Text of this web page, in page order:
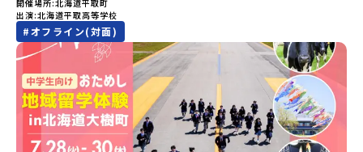
せん。この町でしかできない、ちょっと特別な体験を、ぜひ楽しん
でみませんか？体験のおすすめポイント体験プログラム内容（予
定）＜１日目＞（PM）「オリエンテーション・自己紹介ワーク」
「有田工業高校見学」 -陶芸技術をまなぶ！「セラミック科」のま
なび場を体験 -デザインセンスをまなぶ！「デザイン科」のまなび
場を体験「フィールドワーク」 -有田の歴史ある名所巡り -有田
の歴史的な町並みを体感する「有田焼絵付けアクティビティ」 -職
人さんからまなぶ！有田焼伝統の「絵付け」体験ワークショップ
（協力：clay studio）「みんなで楽しもう！BBQ」 -BBQづく
り -仲間や地元の高校生、町の大人たちと交流・対話＜２日目＞
---------------------------＜体験費・宿泊費が無料＞累計3,000万
部以上販売された大人気マンガ「ゴールデンカムイ」の実写版映画
に登場する町！北海道の「アイヌ文化継承の地」で自然や食を体験
してみませんか？「地元以外の地域の暮らしが気になる。いつか留
学してみたい！」「アイヌ文化の歴史や、マンガに登場する世界を
自分の手で探求したい！」「自然が好きでもっと触れてあそびた
い！」そんな中学生のみなさんにおすすめ！「おためし地域留学体
験」は、日本全国約200の高校と連携し、地域の枠を超えて学校生活
を送る「地域みらい留学」をプチ体験できるプログラムです。はじ
めてのひとり旅でも安心！現地でもスタッフがしっかりとサポート
開催場所 北海道平取町
出演 北海道平取高等学校
#オフライン(対面)